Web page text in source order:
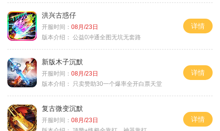
洪兴古惑仔
开服时间： 08月/23日
版本介绍： 公益0冲通全图无坑无套路
详情
新版木子沉默
开服时间： 08月/23日
版本介绍：
只卖赞助30一个爆率全开白票天堂
详情
复古微变沉默
开服时间： 08月/23日
详情